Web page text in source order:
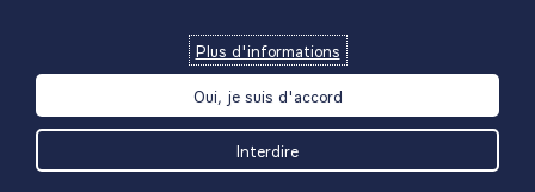
Plus d'informations
Oui, je suis d'accord
Interdire